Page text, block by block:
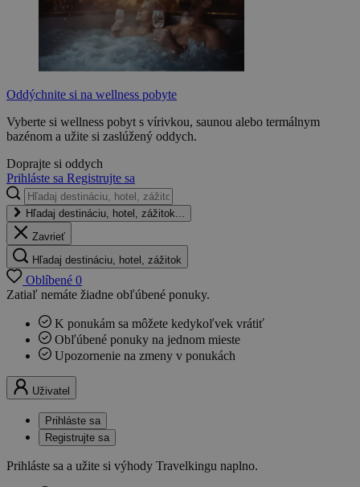
Oddýchnite si na wellness pobyte
Vyberte si wellness pobyt s vírivkou, saunou alebo termálnym
bazénom a užite si zaslúžený oddych.
Doprajte si oddych
Prihláste sa Registrujte sa
Hľadaj destináciu, hotel, zážitok...
Zavrieť
Hľadaj destináciu, hotel, zážitok
Oblíbené 0
Zatiaľ nemáte žiadne obľúbené ponuky.
K ponukám sa môžete kedykoľvek vrátiť
Obľúbené ponuky na jednom mieste
Upozornenie na zmeny v ponukách
Uživatel
Prihláste sa
Registrujte sa
Prihláste sa a užite si výhody Travelkingu naplno.